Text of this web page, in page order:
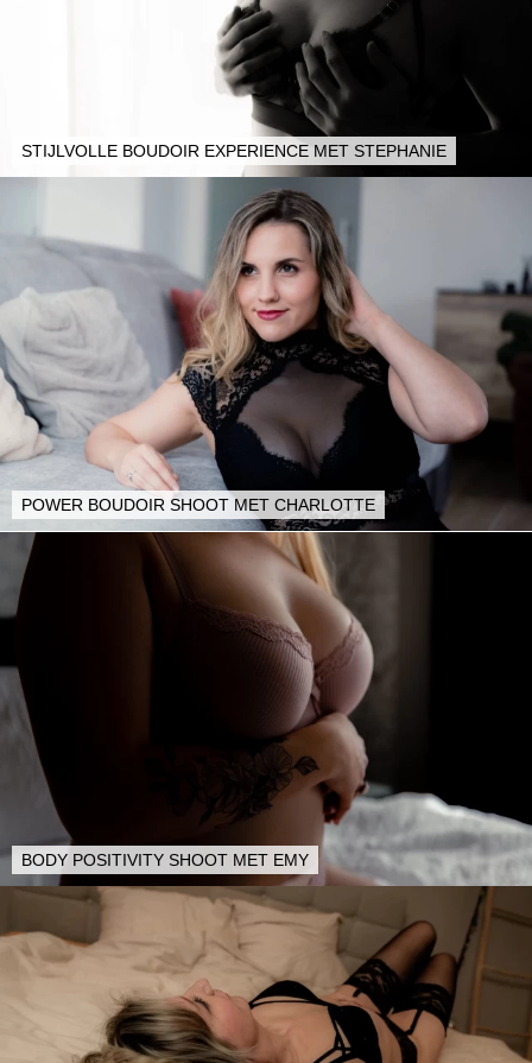
STIJLVOLLE BOUDOIR EXPERIENCE MET STEPHANIE
POWER BOUDOIR SHOOT MET CHARLOTTE
BODY POSITIVITY SHOOT MET EMY